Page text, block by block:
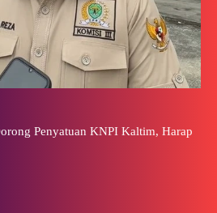
Penyatuan KNPI Kaltim, Harap